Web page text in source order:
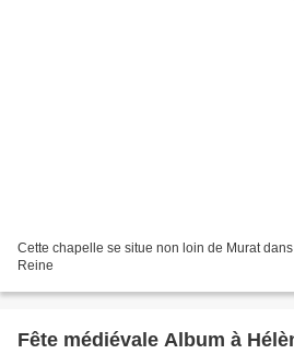
Cette chapelle se situe non loin de Murat
Reine
Fête médiévale Album à